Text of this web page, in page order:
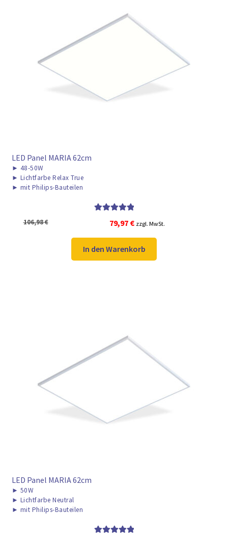
LED Panel MARIA 62cm
► 48-50W
► Lichtfarbe Relax True
► mit Philips-Bauteilen
von 5
106,98€
Ursprünglicher
war:
106,98 €
79,97 €Aktueller
ist:
79,97 €.
zzgl. MwSt.
In den Warenkorb
LED Panel MARIA 62cm
► 50W
► Lichtfarbe Neutral
► mit Philips-Bauteilen